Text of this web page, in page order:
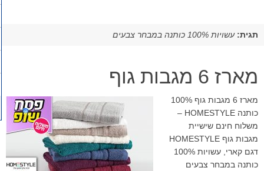
תגית:עשויות 100% כותנה במבחר צבעים
מארז 6 מגבות גוף
מארז 6 מגבות גוף 100%
כותנה HOMESTYLE –
משלוח חינם שישיית
מגבות גוף HOMESTYLE
דגם קארי, עשויות 100%
כותנה במבחר צבעים